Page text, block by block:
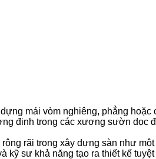
mái vòm nghiêng, phẳng hoặc
đinh trong các xương sườn dọc
rãi trong xây dựng sàn như
kỹ sư khả năng tạo ra thiết kế